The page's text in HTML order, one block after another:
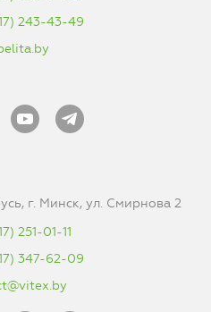
243-43-49
г. Минск, ул. Смирнова 2
251-01-11
347-62-09